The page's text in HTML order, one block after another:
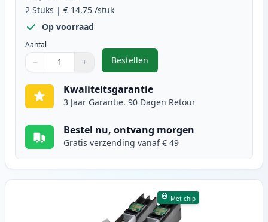
2 Stuks | € 14,75 /stuk
Op voorraad
Aantal
Gebruik de knoppen om aan te passen
− +
1
Bestellen
,2 stuks Brother LC127BK
Kwaliteitsgarantie
3 Jaar Garantie. 90 Dagen Retour
Bestel nu, ontvang morgen
Gratis verzending vanaf € 49
Met chip